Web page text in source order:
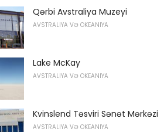
Qərbi Avstraliya Muzeyi
AVSTRALIYA VƏ OKEANIYA
Lake McKay
AVSTRALIYA VƏ OKEANIYA
Kvinslend Təsviri Sənət Mərkəzi
AVSTRALIYA VƏ OKEANIYA